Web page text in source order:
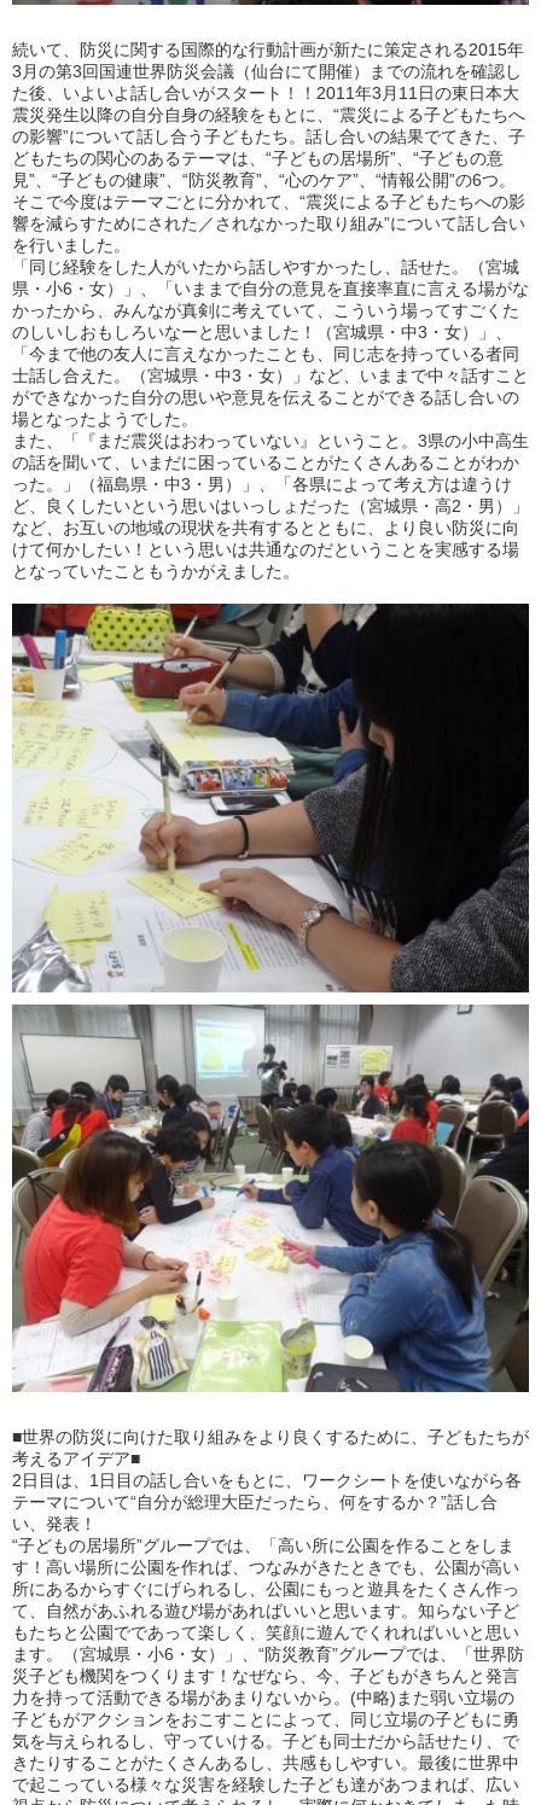
続いて、防災に関する国際的な行動計画が新たに策定される2015年
3月の第3回国連世界防災会議（仙台にて開催）までの流れを確認し
た後、いよいよ話し合いがスタート！！2011年3月11日の東日本大
震災発生以降の自分自身の経験をもとに、“震災による子どもたちへ
の影響”について話し合う子どもたち。話し合いの結果でてきた、子
どもたちの関心のあるテーマは、“子どもの居場所”、“子どもの意
見”、“子どもの健康”、“防災教育”、“心のケア”、“情報公開”の6つ。
そこで今度はテーマごとに分かれて、“震災による子どもたちへの影
響を減らすためにされた／されなかった取り組み”について話し合い
を行いました。
「同じ経験をした人がいたから話しやすかったし、話せた。（宮城
県・小6・女）」、「いままで自分の意見を直接率直に言える場がな
かったから、みんなが真剣に考えていて、こういう場ってすごくた
のしいしおもしろいなーと思いました！（宮城県・中3・女）」、
「今まで他の友人に言えなかったことも、同じ志を持っている者同
士話し合えた。（宮城県・中3・女）」など、いままで中々話すこと
ができなかった自分の思いや意見を伝えることができる話し合いの
場となったようでした。
また、「『まだ震災はおわっていない』ということ。3県の小中高生
の話を聞いて、いまだに困っていることがたくさんあることがわか
った。」（福島県・中3・男）」、「各県によって考え方は違うけ
ど、良くしたいという思いはいっしょだった（宮城県・高2・男）」
など、お互いの地域の現状を共有するとともに、より良い防災に向
けて何かしたい！という思いは共通なのだということを実感する場
となっていたこともうかがえました。
■世界の防災に向けた取り組みをより良くするために、子どもたちが
考えるアイデア■
2日目は、1日目の話し合いをもとに、ワークシートを使いながら各
テーマについて“自分が総理大臣だったら、何をするか？”話し合
い、発表！
“子どもの居場所”グループでは、「高い所に公園を作ることをしま
す！高い場所に公園を作れば、つなみがきたときでも、公園が高い
所にあるからすぐにげられるし、公園にもっと遊具をたくさん作っ
て、自然があふれる遊び場があればいいと思います。知らない子ど
もたちと公園でであって楽しく、笑顔に遊んでくれればいいと思い
ます。（宮城県・小6・女）」、“防災教育”グループでは、「世界防
災子ども機関をつくります！なぜなら、今、子どもがきちんと発言
力を持って活動できる場があまりないから。(中略)また弱い立場の
子どもがアクションをおこすことによって、同じ立場の子どもに勇
気を与えられるし、守っていける。子ども同士だから話せたり、で
きたりすることがたくさんあるし、共感もしやすい。最後に世界中
で起こっている様々な災害を経験した子ども達があつまれば、広い